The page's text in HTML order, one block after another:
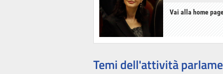
Vai alla home
Temi dell'attività